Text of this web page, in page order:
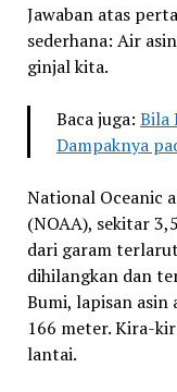
Jawaban atas
sederhana: Air
ginjal kita.
Baca juga: Bila
Dampaknya
National Oceanic
(NOAA), sekitar
dari garam
dihilangkan dan
Bumi, lapisan
166 meter. Kira-
lantai.